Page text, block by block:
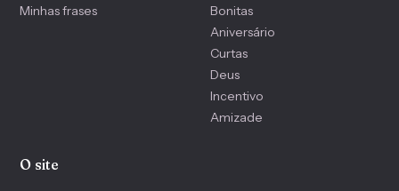
Minhas frases
Bonitas
Aniversário
Curtas
Deus
Incentivo
Amizade
O site